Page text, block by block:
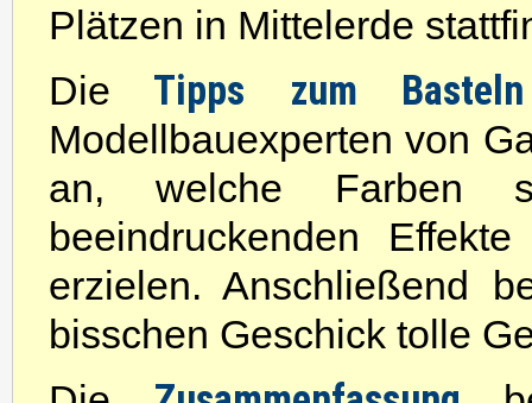
Plätzen in Mittelerde
Die Tipps zum Basteln
Modellbauexperten von
an, welche Farben
beeindruckenden
erzielen. Anschließend
bisschen Geschick tolle